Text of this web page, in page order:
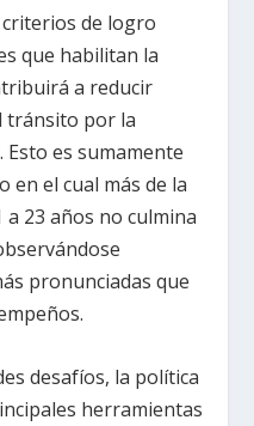
de logro
que habilitan la
a reducir
tránsito por la
es sumamente
el cual más de la
a 23 años no culmina
pronunciadas que
desafíos, la política
herramientas